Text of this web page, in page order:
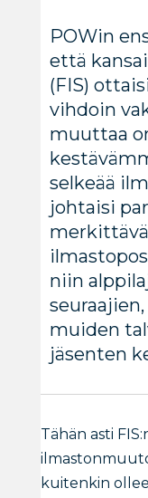
POWin
että
(FIS)
vihdoin
muuttaa
selkeää
johtaisi
niin
muiden
jäsenten
Tähän asti
kuitenkin